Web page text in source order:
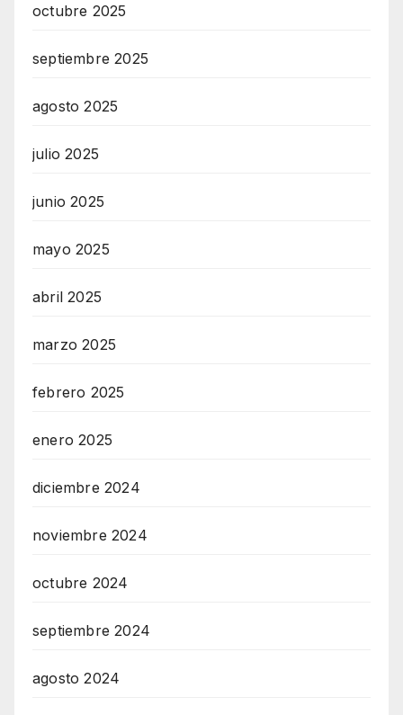
octubre 2025
septiembre 2025
agosto 2025
julio 2025
junio 2025
mayo 2025
abril 2025
marzo 2025
febrero 2025
enero 2025
diciembre 2024
noviembre 2024
octubre 2024
septiembre 2024
agosto 2024